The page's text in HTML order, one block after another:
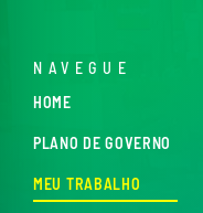
NAVEGUE
HOME
PLANO DE GOVERNO
MEU TRABALHO